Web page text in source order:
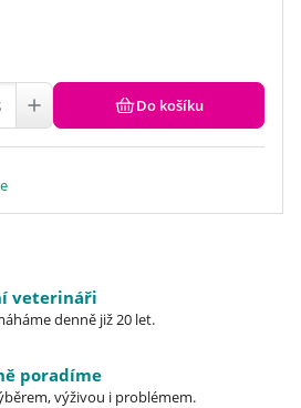
Do košíku
veterináři
denně již 20 let.
poradíme
výživou i problémem.